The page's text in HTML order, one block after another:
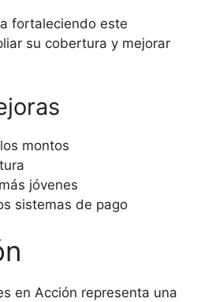
fortaleciendo este
su cobertura y mejorar
montos
jóvenes
sistemas de pago
en Acción representa una